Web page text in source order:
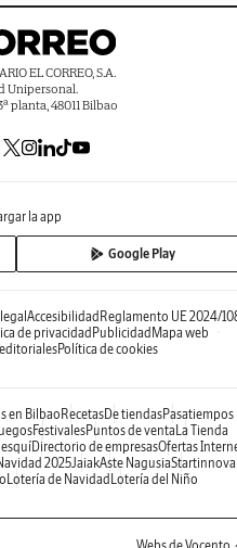
EL CORREO, S.A.
Unipersonal.
planta, 48011 Bilbao
la app
Google Play
Accesibilidad Reglamento UE 2024/
de privacidad Publicidad Mapa web
Política de cookies
en Bilbao RecetasDe tiendasPasatiempos
FestivalesPuntos de venta La Tienda
esquíDirectorio de empresasOfertas
2025JaiakAste NagusiaStartinnova
Lotería de Navidad Lotería del Niño